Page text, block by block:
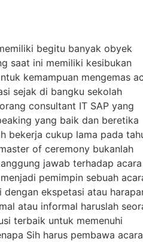
begitu banyak obyek
saat ini memiliki kesibukan
kemampuan mengemas
sejak di bangku sekolah
consultant IT SAP yang
yang baik dan beretika
bekerja cukup lama pada
of ceremony bukanlah
jawab terhadap acara
pemimpin sebuah
ekspetasi atau
atau informal haruslah
terbaik untuk memenuhi
Sih harus pembawa acara